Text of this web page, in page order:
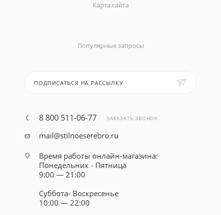
Карта сайта
Популярные запросы
ПОДПИСАТЬСЯ НА РАССЫЛКУ
8 800 511-06-77 ЗАКАЗАТЬ ЗВОНОК
mail@stilnoeserebro.ru
Время работы онлайн-магазина:
Понедельник - Пятница
9:00 — 21:00
Суббота- Воскресенье
10:00 — 22:00